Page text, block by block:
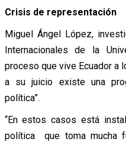
Crisis de representación
Miguel Ángel López,
Internacionales de la
proceso que vive Ecuador a
a su juicio existe una
política”.
“En estos casos está
política que toma mucha